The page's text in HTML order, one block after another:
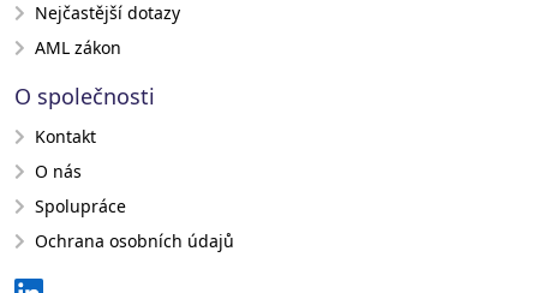
Nejčastější dotazy
AML zákon
O společnosti
Kontakt
O nás
Spolupráce
Ochrana osobních údajů